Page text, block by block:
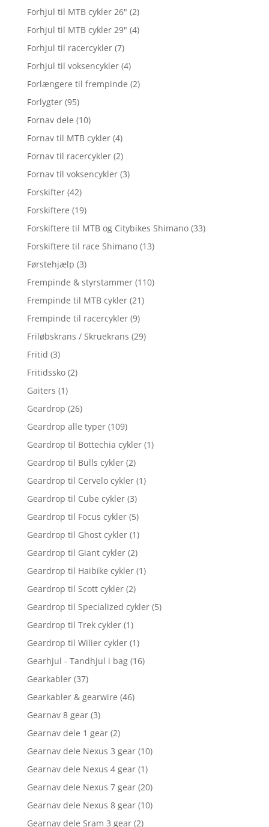
Forhjul til MTB cykler 26" (2)
Forhjul til MTB cykler 29" (4)
Forhjul til racercykler (7)
Forhjul til voksencykler (4)
Forlængere til frempinde (2)
Forlygter (95)
Fornav dele (10)
Fornav til MTB cykler (4)
Fornav til racercykler (2)
Fornav til voksencykler (3)
Forskifter (42)
Forskiftere (19)
Forskiftere til MTB og Citybikes Shimano (33)
Forskiftere til race Shimano (13)
Førstehjælp (3)
Frempinde & styrstammer (110)
Frempinde til MTB cykler (21)
Frempinde til racercykler (9)
Friløbskrans / Skruekrans (29)
Fritid (3)
Fritidssko (2)
Gaiters (1)
Geardrop (26)
Geardrop alle typer (109)
Geardrop til Bottechia cykler (1)
Geardrop til Bulls cykler (2)
Geardrop til Cervelo cykler (1)
Geardrop til Cube cykler (3)
Geardrop til Focus cykler (5)
Geardrop til Ghost cykler (1)
Geardrop til Giant cykler (2)
Geardrop til Haibike cykler (1)
Geardrop til Scott cykler (2)
Geardrop til Specialized cykler (5)
Geardrop til Trek cykler (1)
Geardrop til Wilier cykler (1)
Gearhjul - Tandhjul i bag (16)
Gearkabler (37)
Gearkabler & gearwire (46)
Gearnav 8 gear (3)
Gearnav dele 1 gear (2)
Gearnav dele Nexus 3 gear (10)
Gearnav dele Nexus 4 gear (1)
Gearnav dele Nexus 7 gear (20)
Gearnav dele Nexus 8 gear (10)
Gearnav dele Sram 3 gear (2)